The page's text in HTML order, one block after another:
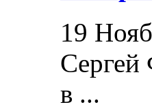
19
Сергей
в ...